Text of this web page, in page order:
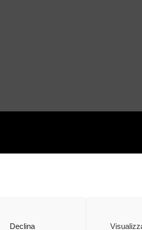
Declina
IL NOSTRO MONDO: :
· info@ekubergpharma.com